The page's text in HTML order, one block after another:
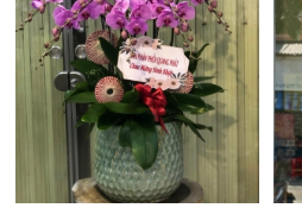
Mua ngay